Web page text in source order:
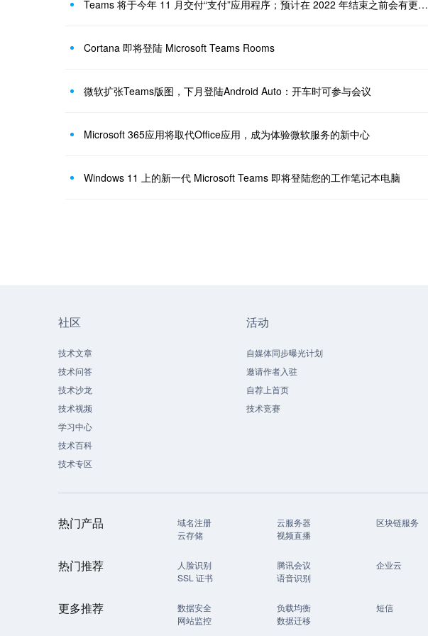
Teams 将于今年 11 月交付“支付”应用程序；预计在 2022 年结束之前会有更多功能
Cortana 即将登陆 Microsoft Teams Rooms
微软扩张Teams版图，下月登陆Android Auto：开车时可参与会议
Microsoft 365应用将取代Office应用，成为体验微软服务的新中心
Windows 11 上的新一代 Microsoft Teams 即将登陆您的工作笔记本电脑
社区
技术文章
技术问答
技术沙龙
技术视频
学习中心
技术百科
技术专区
活动
自媒体同步曝光计划
邀请作者入驻
自荐上首页
技术竞赛
热门产品 域名注册 云服务器 区块链服务
云存储
视频直播
热门推荐 人脸识别 腾讯会议 企业云
SSL 证书
语音识别
更多推荐 数据安全 负载均衡 短信
网站监控
数据迁移